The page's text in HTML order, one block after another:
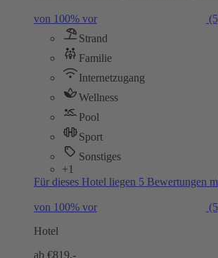
von 100% vor
Strand
Familie
Internetzugang
Wellness
Pool
Sport
Sonstiges
+1
Für dieses Hotel liegen 5 Bewertungen
von 100% vor
Hotel
ab €819,-